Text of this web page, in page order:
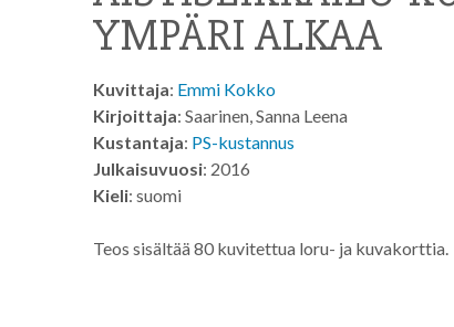
YMPÄRI ALKAA
Kuvittaja: Emmi Kokko
Kirjoittaja: Saarinen, Sanna Leena
Kustantaja: PS-kustannus
Julkaisuvuosi: 2016
Kieli: suomi
Teos sisältää 80 kuvitettua loru- ja kuvakorttia.